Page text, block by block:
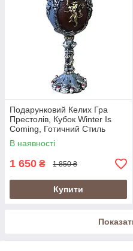
Подарунковий Келих Гра
Престолів, Кубок Winter Is
Coming, Готичний Стиль
В наявності
1 650 ₴ 1 850 ₴
Купити